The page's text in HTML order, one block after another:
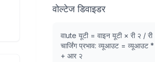
वोल्टेज डिवाइडर
वाute यूटी = वाइन यूटी × री २ / री
चार्जिंग प्रभाव: व्यूआउट =
+ आर २